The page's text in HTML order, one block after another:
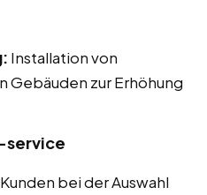
Installation von
Gebäuden zur Erhöhung
service
bei der Auswahl